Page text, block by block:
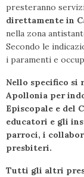
presteranno
direttamente in
nella zona
Secondo le
i paramenti e
Nello specifico si
Apollonia per
Episcopale e del
educatori e gli
parroci, i
presbiteri.
Tutti gli altri